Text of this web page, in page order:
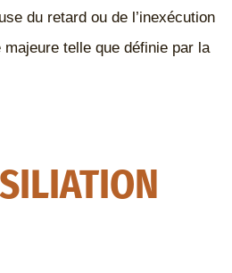
du retard ou de l’inexécution
telle que définie par la